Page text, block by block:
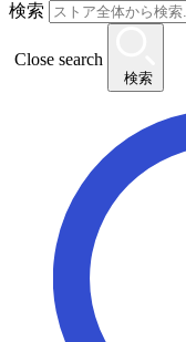
検索
Close search
検索